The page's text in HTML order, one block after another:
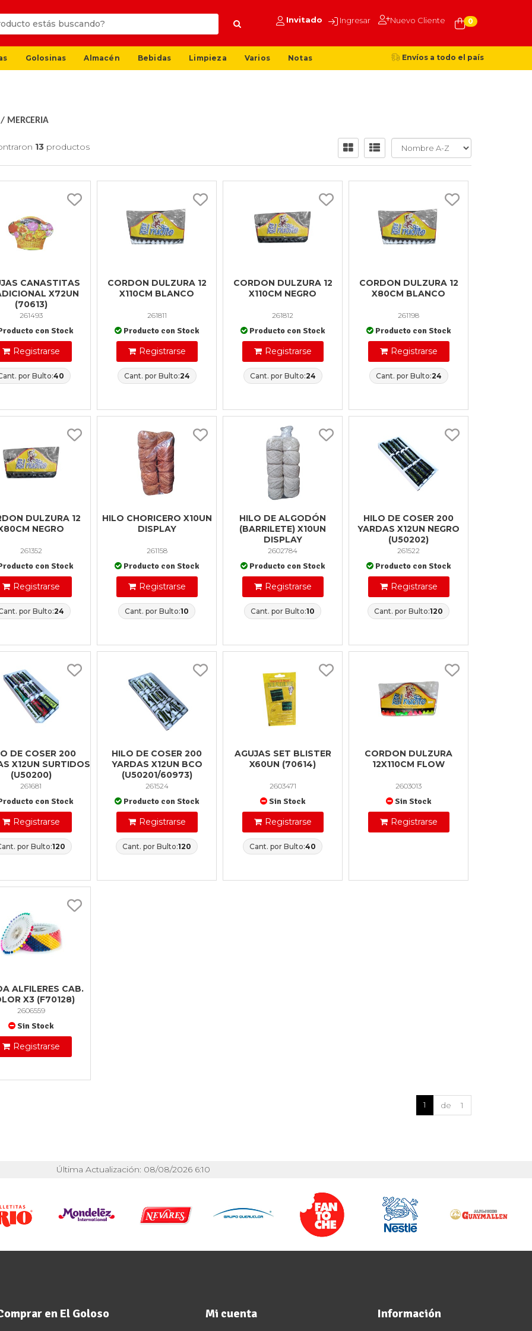
Invitado Ingresar Nuevo Cliente 0
Golosinas Almacén Bebidas Limpieza Varios Notas Envíos a todo el país
/ MERCERIA
13 productos
CANASTITAS
X72UN
(70613)
261493
con Stock
Registrarse
por Bulto:40
CORDON DULZURA 12
X110CM BLANCO
261811
Producto con Stock
Registrarse
Cant. por Bulto:24
CORDON DULZURA 12
X110CM NEGRO
261812
Producto con Stock
Registrarse
Cant. por Bulto:24
CORDON DULZURA 12
X80CM BLANCO
261198
Producto con Stock
Registrarse
Cant. por Bulto:24
DULZURA 12
NEGRO
261352
con Stock
Registrarse
por Bulto:24
HILO CHORICERO X10UN
DISPLAY
261158
Producto con Stock
Registrarse
Cant. por Bulto:10
HILO DE ALGODÓN
(BARRILETE) X10UN
DISPLAY
2602784
Producto con Stock
Registrarse
Cant. por Bulto:10
HILO DE COSER 200
YARDAS X12UN NEGRO
(U50202)
261522
Producto con Stock
Registrarse
Cant. por Bulto:120
DE COSER 200
X12UN SURTIDOS
(U50200)
261681
con Stock
Registrarse
por Bulto:120
HILO DE COSER 200
YARDAS X12UN BCO
(U50201/60973)
261524
Producto con Stock
Registrarse
Cant. por Bulto:120
AGUJAS SET BLISTER
X60UN (70614)
2603471
Sin Stock
Registrarse
Cant. por Bulto:40
CORDON DULZURA
12X110CM FLOW
2603013
Sin Stock
Registrarse
ALFILERES CAB.
X3 (F70128)
2606559
Sin Stock
Registrarse
1 de 1
Última Actualización: 08/08/2026 6:10
en El Goloso Mi cuenta Información